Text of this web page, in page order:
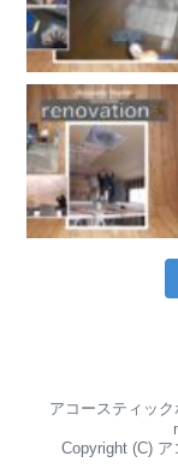
アコースティッ
Copyright (C)